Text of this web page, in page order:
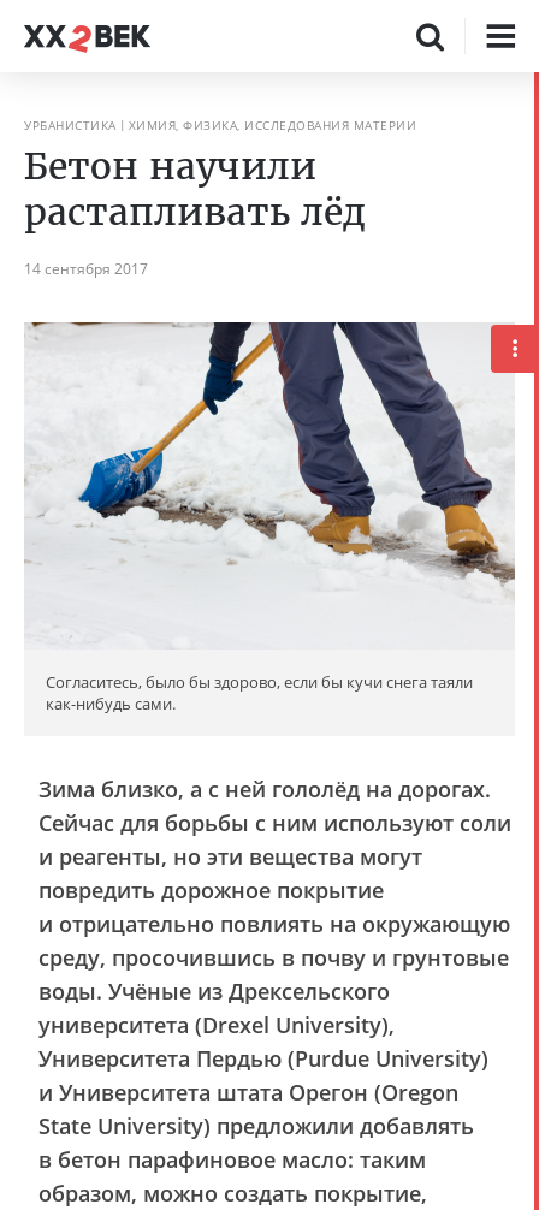
УРБАНИСТИКА ХИМИЯ, ФИЗИКА, ИССЛЕДОВАНИЯ МАТЕРИИ
Бетон научили
растапливать лёд
14 сентября 2017
Согласитесь, было бы здорово, если бы кучи снега таяли
как-нибудь сами.
Зима близко, а с ней гололёд на дорогах.
Сейчас для борьбы с ним используют соли
и реагенты, но эти вещества могут
повредить дорожное покрытие
и отрицательно повлиять на окружающую
среду, просочившись в почву и грунтовые
воды. Учёные из Дрексельского
университета (Drexel University),
Университета Пердью (Purdue University)
и Университета штата Орегон (Oregon
State University) предложили добавлять
в бетон парафиновое масло: таким
образом, можно создать покрытие,